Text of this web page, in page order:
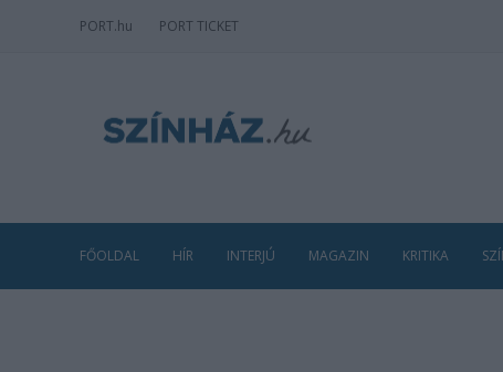
PORT.hu PORT TICKET
FŐOLDAL HÍR INTERJÚ MAGAZIN KRITIKA